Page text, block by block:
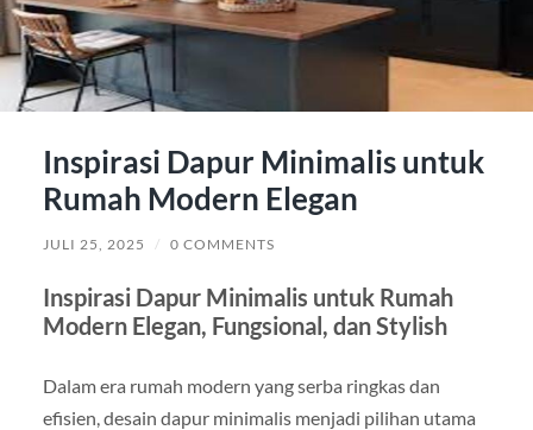
Inspirasi Dapur Minimalis untuk
Rumah Modern Elegan
JULI 25, 2025 / 0 COMMENTS
Inspirasi Dapur Minimalis untuk Rumah
Modern Elegan, Fungsional, dan Stylish
Dalam era rumah modern yang serba ringkas dan
efisien, desain dapur minimalis menjadi pilihan utama